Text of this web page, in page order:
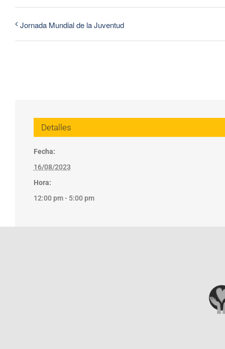
Jornada Mundial de la Juventud
Detalles
Fecha:
16/08/2023
Hora:
12:00 pm - 5:00 pm